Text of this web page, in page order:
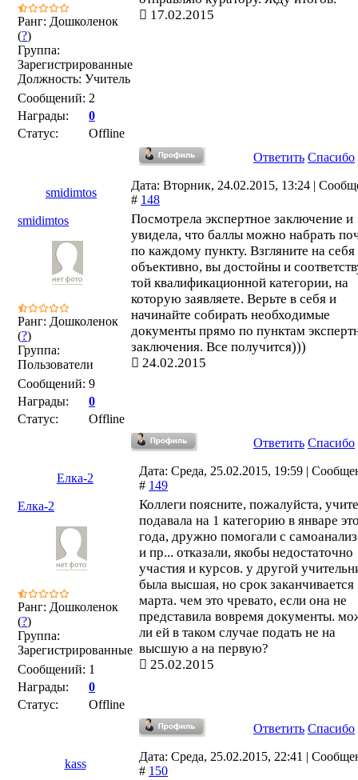
Ранг: Дошколенок
(?)
Группа:
Зарегистрированные
Должность: Учитель
Сообщений: 2
Награды:
0
Статус:
Offline
17.02.2015
Ответить Спасибо
smidimtos
Дата: Вторник, 24.02.2015, 13:24 |
# 148
smidimtos
Ранг: Дошколенок
(?)
Группа:
Пользователи
Сообщений: 9
Награды:
0
Статус:
Offline
Посмотрела экспертное заключение и
увидела, что баллы можно набрать
по каждому пункту. Взгляните на себя
объективно, вы достойны и
той квалификационной категории, на
которую заявляете. Верьте в себя и
начинайте собирать необходимые
документы прямо по пунктам
заключения. Все получится)))
24.02.2015
Ответить Спасибо
Елка-2
Дата: Среда, 25.02.2015, 19:59 |
# 149
Елка-2
Ранг: Дошколенок
(?)
Группа:
Зарегистрированные
Сообщений: 1
Награды:
0
Статус:
Offline
Коллеги поясните, пожалуйста,
подавала на 1 категорию в январе
года, дружно помогали с
и пр... отказали, якобы недостаточно
участия и курсов. у другой
была высшая, но срок заканчивается
марта. чем это чревато, если она не
представила вовремя документы.
ли ей в таком случае подать не на
высшую а на первую?
25.02.2015
Ответить Спасибо
kass
Дата: Среда, 25.02.2015, 22:41 |
# 150